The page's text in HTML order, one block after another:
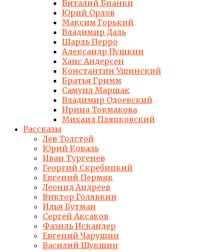
Виталий Бианки
Юрий Орлов
Максим Горький
Владимир Даль
Шарль Перро
Александр Пушкин
Ханс Андерсен
Константин Ушинский
Братья Гримм
Самуил Маршак
Владимир Одоевский
Ирина Токмакова
Михаил Пляцковский
Рассказы
Лев Толстой
Юрий Коваль
Иван Тургенев
Георгий Скребицкий
Евгений Пермяк
Леонид Андреев
Виктор Голявкин
Илья Бутман
Сергей Аксаков
Фазиль Искандер
Евгений Чарушин
Василий Шукшин